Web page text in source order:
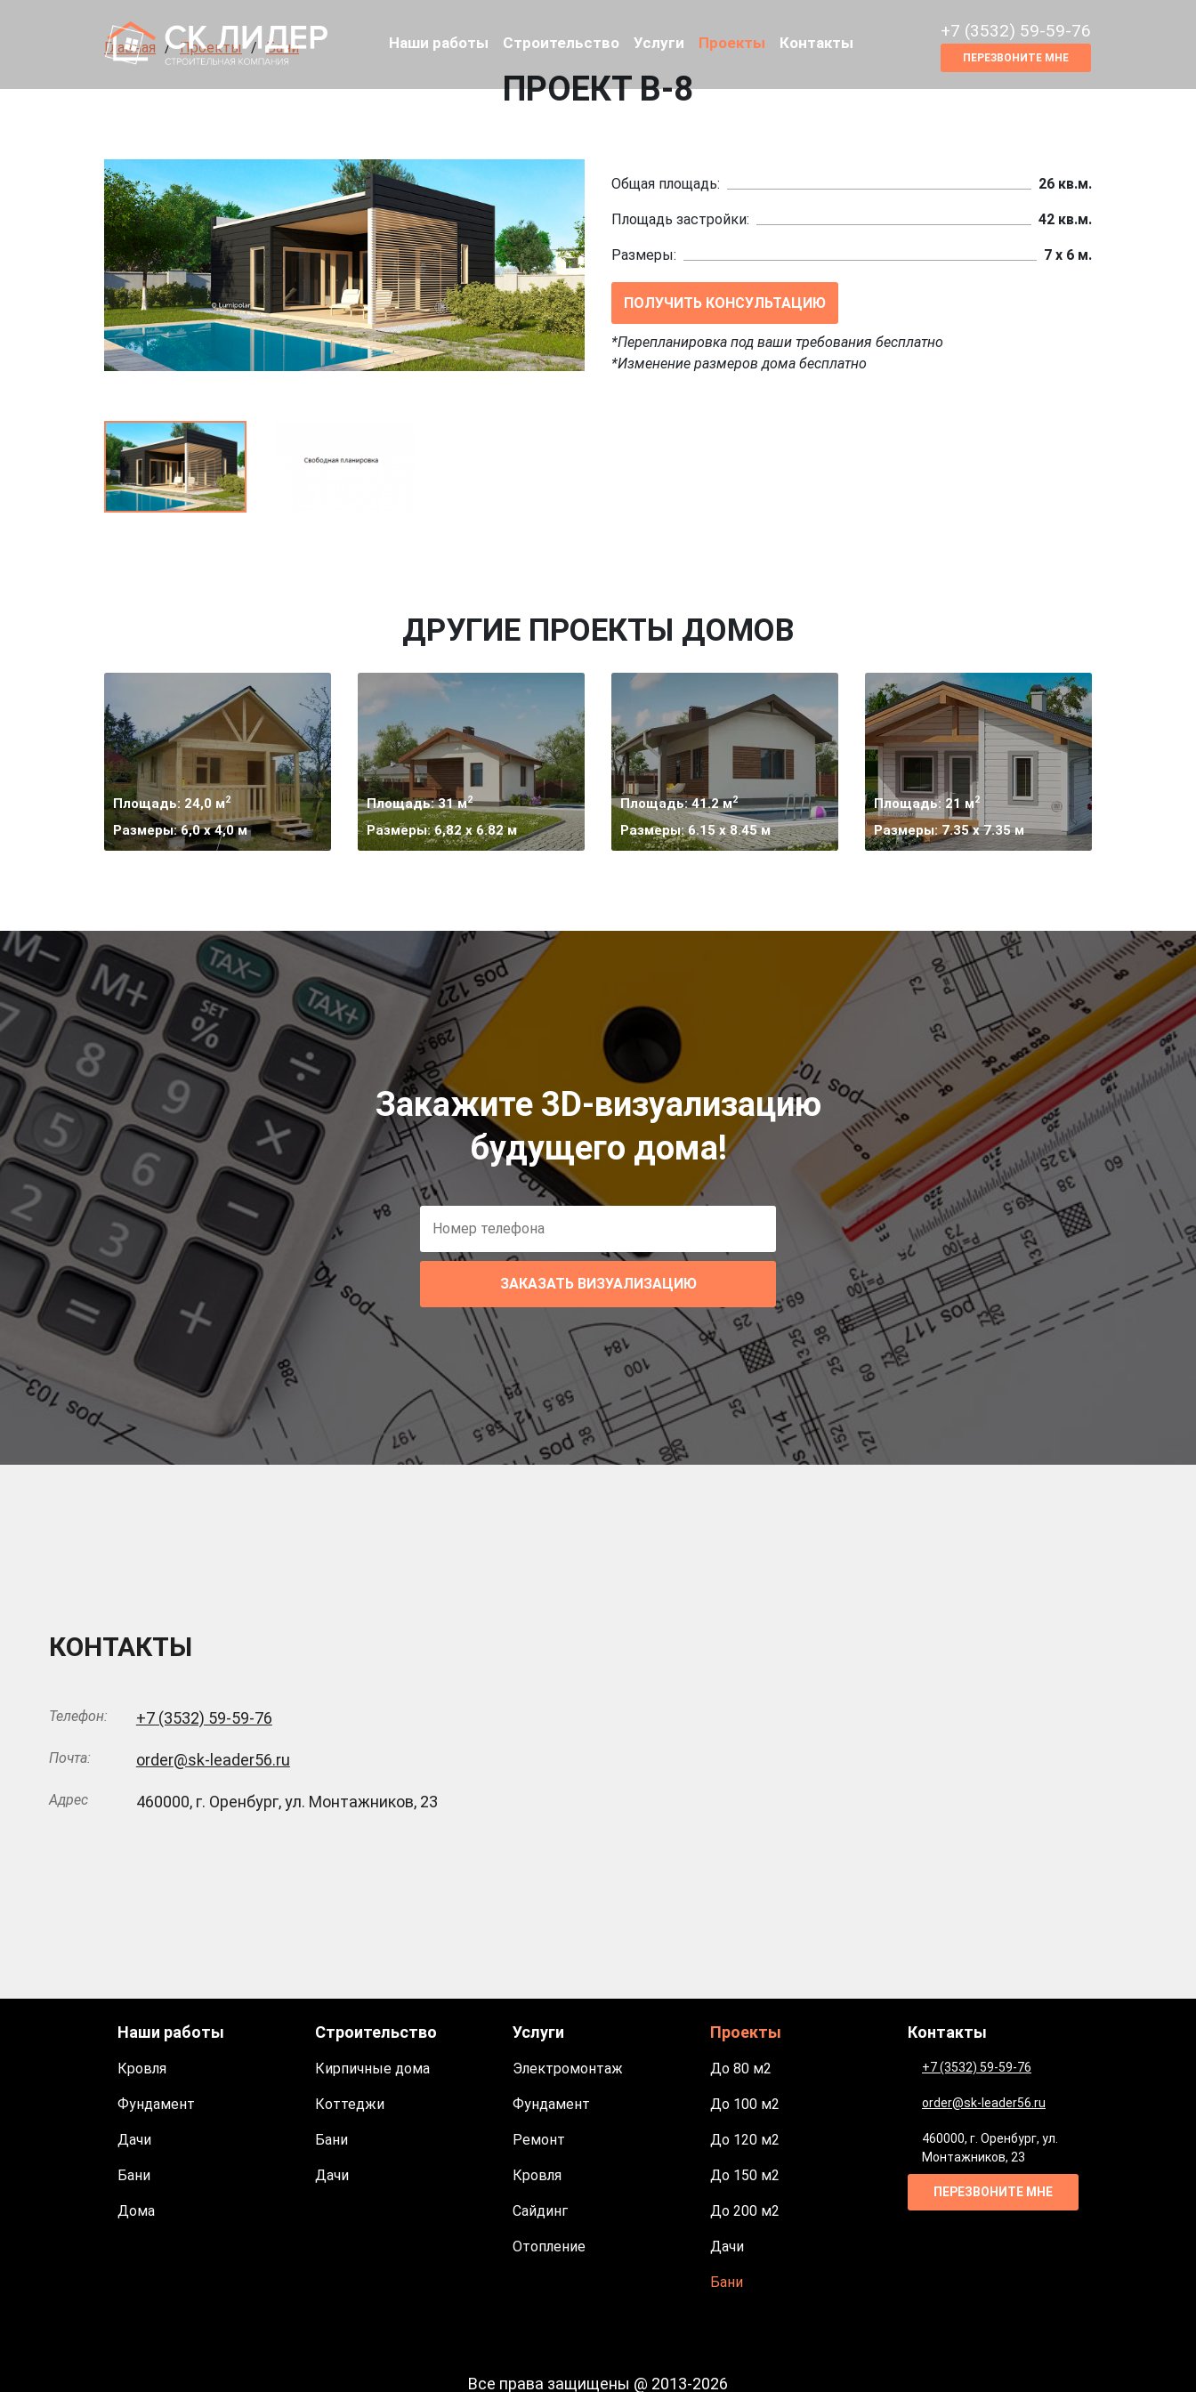
Наши работы Строительство Услуги Проекты Контакты
+7 (3532) 59-59-76
ПЕРЕЗВОНИТЕ МНЕ
Главная Проекты Бани
ПРОЕКТ B-8
Общая площадь: 26 кв.м.
Площадь застройки: 42 кв.м.
Размеры: 7 х 6 м.
ПОЛУЧИТЬ КОНСУЛЬТАЦИЮ
*Перепланировка под ваши требования бесплатно
*Изменение размеров дома бесплатно
ДРУГИЕ ПРОЕКТЫ ДОМОВ
Площадь: 24,0 м2
Размеры: 6,0 x 4,0 м
Площадь: 31 м2
Размеры: 6,82 x 6.82 м
Площадь: 41.2 м2
Размеры: 6.15 х 8.45 м
Площадь: 21 м2
Размеры: 7.35 х 7.35 м
Закажите 3D-визуализацию
будущего дома!
ЗАКАЗАТЬ ВИЗУАЛИЗАЦИЮ
КОНТАКТЫ
Телефон: +7 (3532) 59-59-76
Почта: order@sk-leader56.ru
Адрес 460000, г. Оренбург,ул. Монтажников, 23
Наши работы
Кровля
Фундамент
Дачи
Бани
Дома
Строительство
Кирпичные дома
Коттеджи
Бани
Дачи
Услуги
Электромонтаж
Фундамент
Ремонт
Кровля
Сайдинг
Отопление
Проекты
До 80 м2
До 100 м2
До 120 м2
До 150 м2
До 200 м2
Дачи
Бани
Контакты
+7 (3532) 59-59-76
order@sk-leader56.ru
460000, г. Оренбург, ул.
Монтажников, 23
ПЕРЕЗВОНИТЕ МНЕ
Все права защищены @ 2013-2026